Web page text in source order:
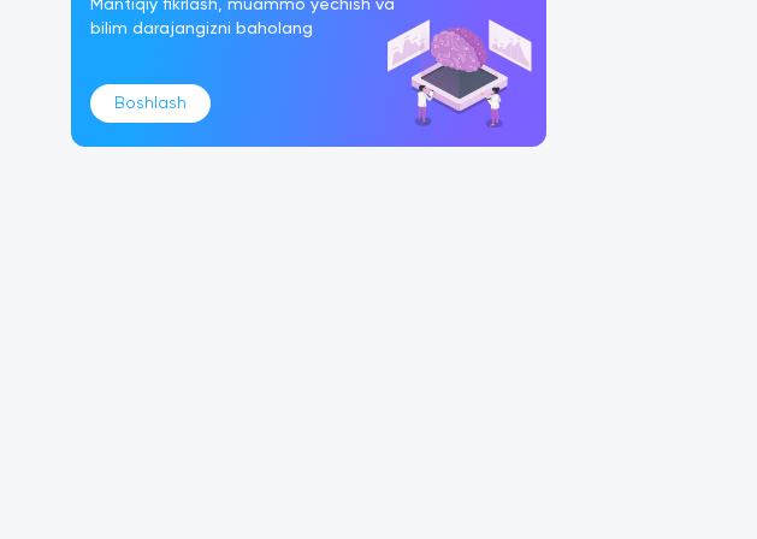
Mantiqiy fikrlash, muammo yechish va
bilim darajangizni baholang
Boshlash